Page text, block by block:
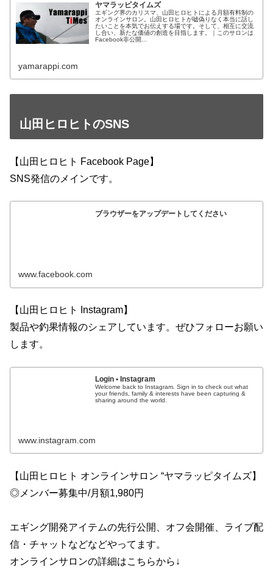
ヤマラッピタイムズ
エギング界のカリスマ、山田ヒロヒトによる月額有料制の
オンラインサロン。山田ヒロヒトが嘘偽りなく本当に話し
たいことを本気でお伝えする場です。そして、相互に交流
し合い、新たな価値の創造を目指します。｜このサロンは
Facebook非公開...
yamarappi.com
山田ヒロヒトのSNS
【山田ヒロヒト Facebook Page】
SNS発信のメインです。
ブラウザーをアップデートしてください
www.facebook.com
【山田ヒロヒト Instagram】
製品や釣果情報のシェアしています。ぜひフォローお願い
します。
Login • Instagram
Welcome back to Instagram. Sign in to check out what
your friends, family & interests have been capturing &
sharing around the world.
www.instagram.com
【山田ヒロヒト オンラインサロン “ヤマラッピタイムズ】
◎メンバー募集中/月額1,980円
エギング開発アイテムの先行公開、オフ会開催、ライブ配
信・チャットなどなどやってます。
オンラインサロンの詳細はこちらから↓